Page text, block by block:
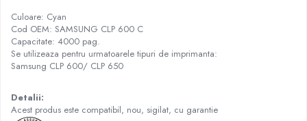
Culoare: Cyan
Cod OEM: SAMSUNG CLP 600 C
Capacitate: 4000 pag.
Se utilizeaza pentru urmatoarele tipuri de imprimanta:
Samsung CLP 600/ CLP 650
Detalii:
Acest produs este compatibil, nou, sigilat, cu garantie